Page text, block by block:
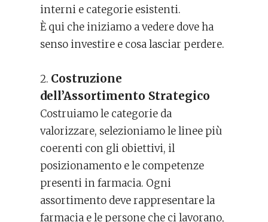
interni e categorie esistenti.
È qui che iniziamo a vedere dove ha
senso investire e cosa lasciar perdere.
2. Costruzione
dell’Assortimento Strategico
Costruiamo le categorie da
valorizzare, selezioniamo le linee più
coerenti con gli obiettivi, il
posizionamento e le competenze
presenti in farmacia. Ogni
assortimento deve rappresentare la
farmacia e le persone che ci lavorano,